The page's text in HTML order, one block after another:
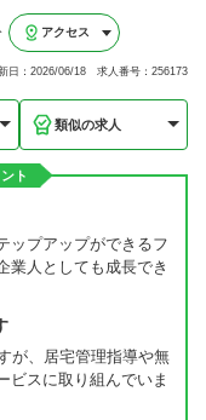
アクセス
日：2026/06/18 求人番号：256173
類似の求人
ト
ップアップができるフ
業人としても成長でき
が、居宅管理指導や無
ビスに取り組んでいま